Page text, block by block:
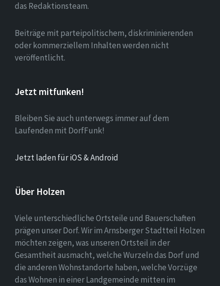
das Redaktionsteam.
Beiträge mit parteipolitischem, diskriminierenden
oder kommerziellem Inhalten werden nicht
veröffentlicht.
Jetzt mitfunken!
Bleiben Sie auch unterwegs immer auf dem
Laufenden mit DorfFunk!
Jetzt laden für iOS & Android
Über Holzen
Viele unterschiedliche Ortsteile und Bauerschaften
prägen unser Dorf. Wir im Arnsberger Stadtteil Holzen
möchten zeigen, was unseren Ortsteil in der
Gesamtheit ausmacht, welche Wurzeln das Dorf und
die anderen Wohnstandorte haben, welche Vorzüge
das Wohnen in einer Landgemeinde mitten im